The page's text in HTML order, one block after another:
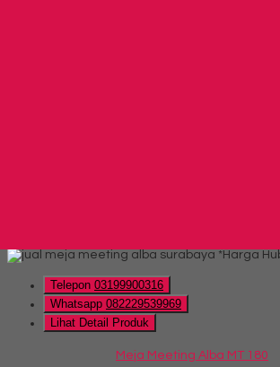
*Harga
Telepon 03199900316
Whatsapp 082229539969
Lihat Detail Produk
Meja Meeting Alba MT 180